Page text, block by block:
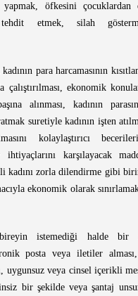
yapmak, öfkesini çocuklardan
tehdit etmek, silah
para harcamasının
çalıştırılması, ekonomik
alınması, kadının
suretiyle kadının işten
kolaylaştırıcı
ihtiyaçlarını karşılayacak
kadını zorla dilendirme gibi
ekonomik olarak
istemediği halde bir
posta veya iletiler
uygunsuz veya cinsel içerikli
bir şekilde veya şantaj